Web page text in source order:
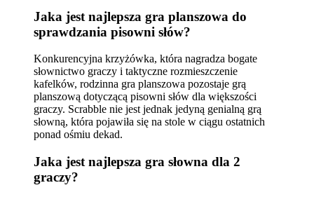
Jaka jest najlepsza gra planszowa do
sprawdzania pisowni słów?
Konkurencyjna krzyżówka, która nagradza bogate
słownictwo graczy i taktyczne rozmieszczenie
kafelków, rodzinna gra planszowa pozostaje grą
planszową dotyczącą pisowni słów dla większości
graczy. Scrabble nie jest jednak jedyną genialną grą
słowną, która pojawiła się na stole w ciągu ostatnich
ponad ośmiu dekad.
Jaka jest najlepsza gra słowna dla 2
graczy?